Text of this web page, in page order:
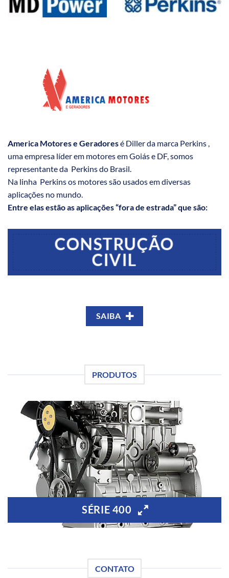
America Motores e Geradoresé Diller da marca Perkins ,
uma empresa líder em motores em Goiás e DF, somos
representante da Perkins do Brasil.
Na linha Perkins os motores são usados em diversas
aplicações no mundo.
Entre elas estão as aplicações “fora de estrada” que são:
CONSTRUÇÃO
CIVIL
SAIBA
PRODUTOS
SÉRIE 400
CONTATO